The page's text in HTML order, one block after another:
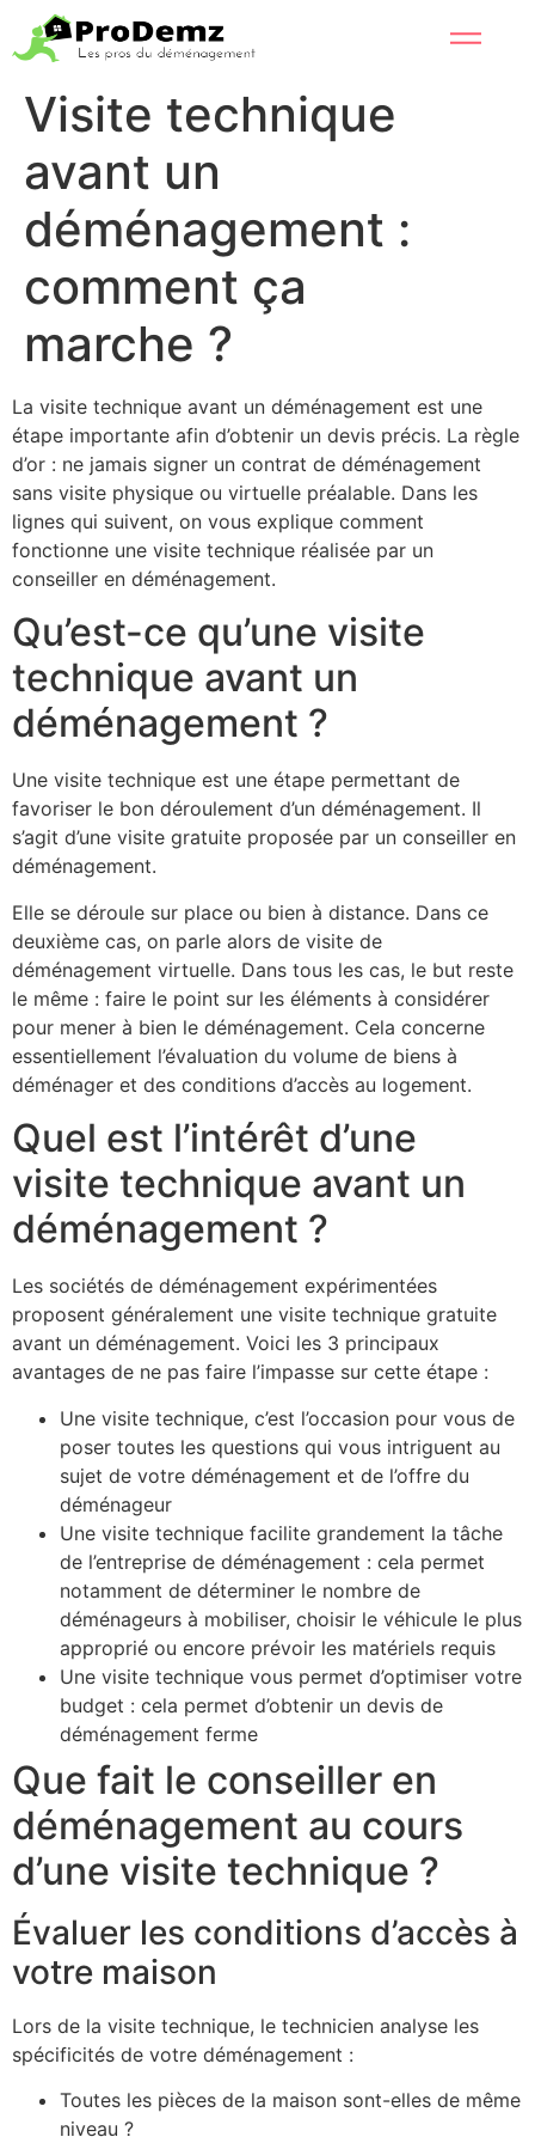
Visite technique
avant un
déménagement :
comment ça
marche ?
La visite technique avant un déménagement est une
étape importante afin d’obtenir un devis précis. La règle
d’or : ne jamais signer un contrat de déménagement
sans visite physique ou virtuelle préalable. Dans les
lignes qui suivent, on vous explique comment
fonctionne une visite technique réalisée par un
conseiller en déménagement.
Qu’est-ce qu’une visite
technique avant un
déménagement ?
Une visite technique est une étape permettant de
favoriser le bon déroulement d’un déménagement. Il
s’agit d’une visite gratuite proposée par un conseiller en
déménagement.
Elle se déroule sur place ou bien à distance. Dans ce
deuxième cas, on parle alors de visite de
déménagement virtuelle. Dans tous les cas, le but reste
le même : faire le point sur les éléments à considérer
pour mener à bien le déménagement. Cela concerne
essentiellement l’évaluation du volume de biens à
déménager et des conditions d’accès au logement.
Quel est l’intérêt d’une
visite technique avant un
déménagement ?
Les sociétés de déménagement expérimentées
proposent généralement une visite technique gratuite
avant un déménagement. Voici les 3 principaux
avantages de ne pas faire l’impasse sur cette étape :
Une visite technique, c’est l’occasion pour vous de
poser toutes les questions qui vous intriguent au
sujet de votre déménagement et de l’offre du
déménageur
Une visite technique facilite grandement la tâche
de l’entreprise de déménagement : cela permet
notamment de déterminer le nombre de
déménageurs à mobiliser, choisir le véhicule le plus
approprié ou encore prévoir les matériels requis
Une visite technique vous permet d’optimiser votre
budget : cela permet d’obtenir un devis de
déménagement ferme
Que fait le conseiller en
déménagement au cours
d’une visite technique ?
Évaluer les conditions d’accès à
votre maison
Lors de la visite technique, le technicien analyse les
spécificités de votre déménagement :
Toutes les pièces de la maison sont-elles de même
niveau ?